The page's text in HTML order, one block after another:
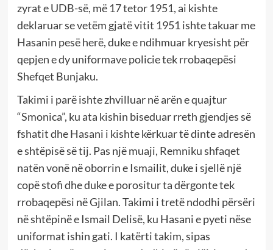
zyrat e UDB-së, më 17 tetor 1951, ai kishte
deklaruar se vetëm gjatë vitit 1951 ishte takuar me
Hasanin pesë herë, duke e ndihmuar kryesisht për
qepjen e dy uniformave policie tek rrobaqepësi
Shefqet Bunjaku.
Takimi i parë ishte zhvilluar në arën e quajtur
“Smonica”, ku ata kishin biseduar rreth gjendjes së
fshatit dhe Hasani i kishte kërkuar të dinte adresën
e shtëpisë së tij. Pas një muaji, Remniku shfaqet
natën vonë në oborrin e Ismailit, duke i sjellë një
copë stofi dhe duke e porositur ta dërgonte tek
rrobaqepësi në Gjilan. Takimi i tretë ndodhi përsëri
në shtëpinë e Ismail Delisë, ku Hasani e pyeti nëse
uniformat ishin gati. I katërti takim, sipas